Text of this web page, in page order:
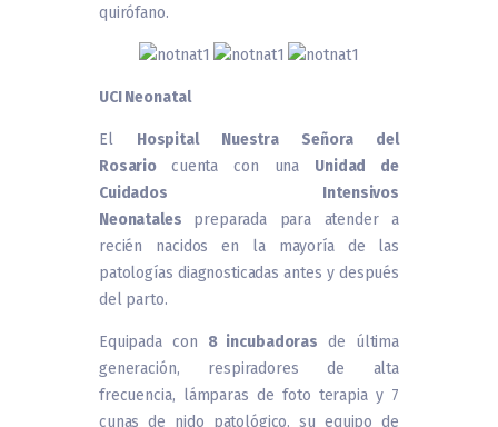
quirófano.
UCI Neonatal
El Hospital Nuestra Señora del
Rosario cuenta con una Unidad de
Cuidados Intensivos
Neonatales preparada para atender a
recién nacidos en la mayoría de las
patologías diagnosticadas antes y después
del parto.
Equipada con 8 incubadoras de última
generación, respiradores de alta
frecuencia, lámparas de foto terapia y 7
cunas de nido patológico, su equipo de